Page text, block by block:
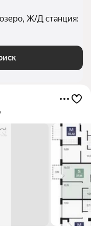
Ж/Д станция: